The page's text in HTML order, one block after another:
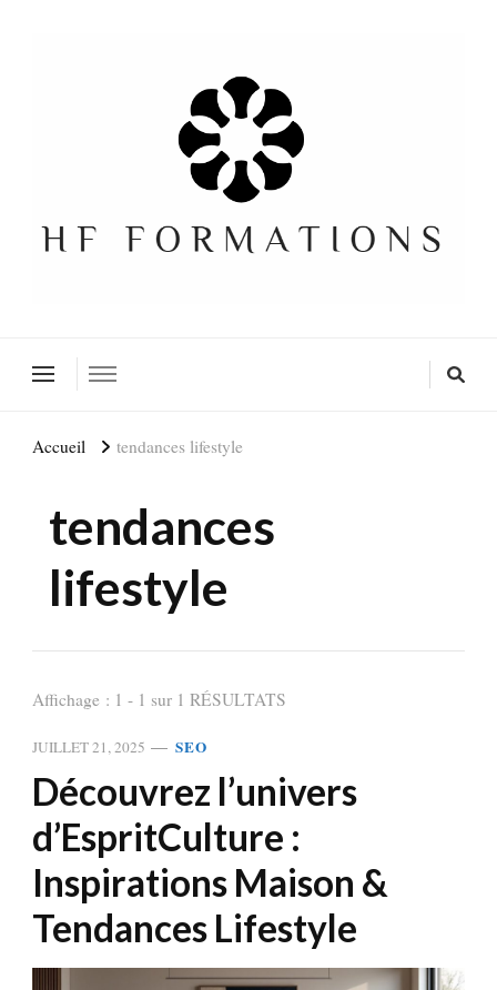
Accueil tendances lifestyle
tendances
lifestyle
Affichage : 1 - 1 sur 1 RÉSULTATS
JUILLET 21, 2025 SEO
Découvrez l’univers
d’EspritCulture :
Inspirations Maison &
Tendances Lifestyle